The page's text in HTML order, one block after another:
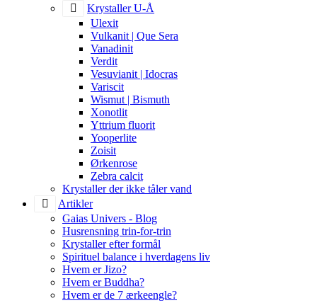
Krystaller U-Å
Ulexit
Vulkanit | Que Sera
Vanadinit
Verdit
Vesuvianit | Idocras
Variscit
Wismut | Bismuth
Xonotlit
Yttrium fluorit
Yooperlite
Zoisit
Ørkenrose
Zebra calcit
Krystaller der ikke tåler vand
Artikler
Gaias Univers - Blog
Husrensning trin-for-trin
Krystaller efter formål
Spirituel balance i hverdagens liv
Hvem er Jizo?
Hvem er Buddha?
Hvem er de 7 ærkeengle?